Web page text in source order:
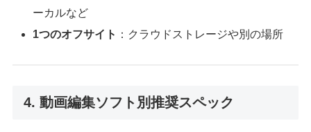
ーカルなど
1つのオフサイト ：クラウドストレージや別の場所
4. 動画編集ソフト別推奨スペック